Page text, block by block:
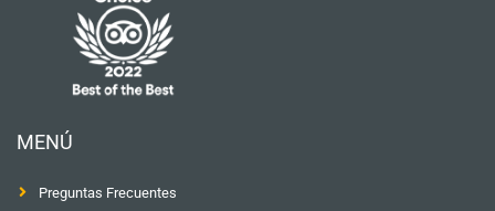
MENÚ
Preguntas Frecuentes